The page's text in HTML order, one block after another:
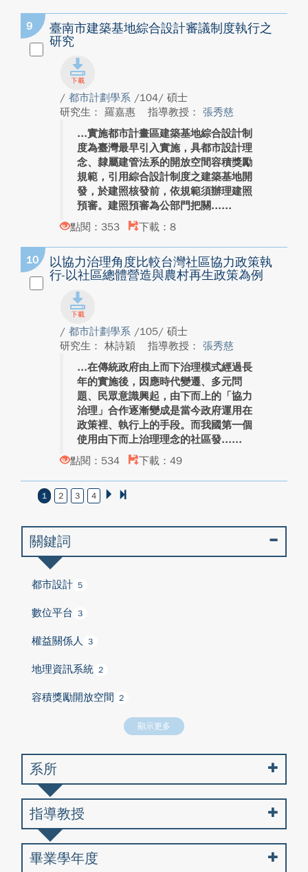
9
臺南市建築基地綜合設計審議制度執行之
研究
/ 都市計劃學系 /104/ 碩士
研究生： 羅嘉惠
指導教授： 張秀慈
實施都市計畫區建築基地綜合設計制
度為臺灣最早引入實施，具都市設計理
念、隸屬建管法系的開放空間容積獎勵
規範，引用綜合設計制度之建築基地開
發，於建照核發前，依規範須辦理建照
預審。建照預審為公部門把關...
點閱：353
下載：8
10
以協力治理角度比較台灣社區協力政策執
行-以社區總體營造與農村再生政策為例
/ 都市計劃學系 /105/ 碩士
研究生： 林詩穎
指導教授： 張秀慈
在傳統政府由上而下治理模式經過長
年的實施後，因應時代變遷、多元問
題、民眾意識興起，由下而上的「協力
治理」合作逐漸變成是當今政府運用在
政策裡、執行上的手段。而我國第一個
使用由下而上治理理念的社區發...
點閱：534
下載：49
1 2 3 4
關鍵詞
都市設計 5
數位平台 3
權益關係人 3
地理資訊系統 2
容積獎勵開放空間 2
顯示更多
系所
指導教授
畢業學年度